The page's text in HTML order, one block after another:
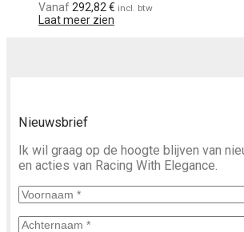
Vanaf292,82€ incl. btw
Laat meer zien
Nieuwsbrief
Ik wil graag op de hoogte blijven van
en acties van Racing With Elegance.